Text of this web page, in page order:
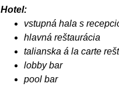
Hotel:
vstupná hala s
hlavná reštaurácia
talianska á la carte
lobby bar
pool bar